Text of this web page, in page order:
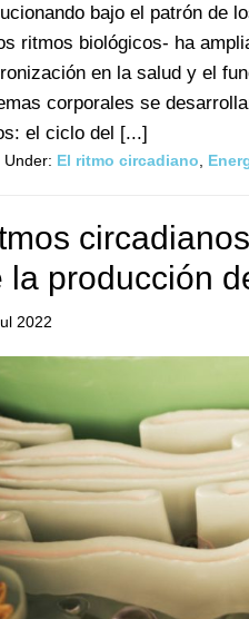
bajo el patrón de
ritmos biológicos- ha
en la salud y el
corporales se
el ciclo del [...]
Under: El ritmo circadiano
la producción
2022